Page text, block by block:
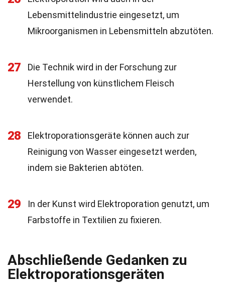
Lebensmittelindustrie eingesetzt, um
Mikroorganismen in Lebensmitteln abzutöten.
27
Die Technik wird in der Forschung zur
Herstellung von künstlichem Fleisch
verwendet.
28
Elektroporationsgeräte können auch zur
Reinigung von Wasser eingesetzt werden,
indem sie Bakterien abtöten.
29
In der Kunst wird Elektroporation genutzt, um
Farbstoffe in Textilien zu fixieren.
Abschließende Gedanken zu
Elektroporationsgeräten